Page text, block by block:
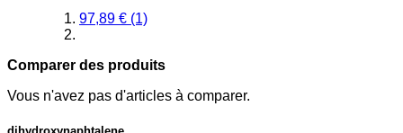
97,89 € (1)
Comparer des produits
Vous n'avez pas d'articles à comparer.